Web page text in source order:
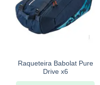
Raqueteira Babolat Pure
Drive x6